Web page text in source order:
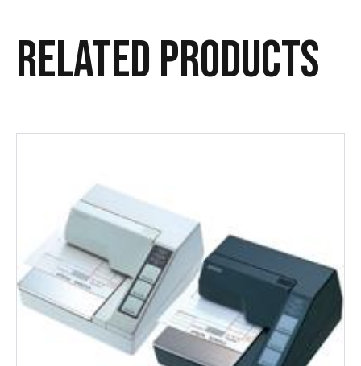
Related products